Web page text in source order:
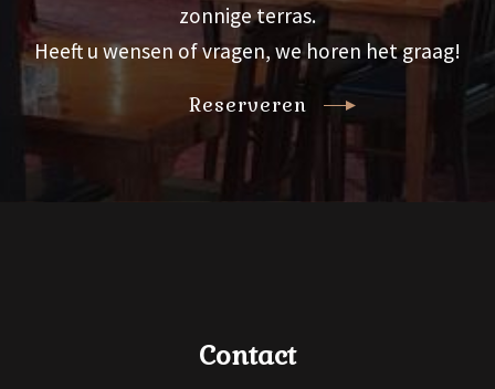
zonnige terras.
Heeft u wensen of vragen, we horen het graag!
Reserveren
Contact